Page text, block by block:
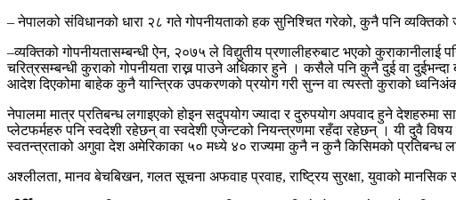
–नेपालको संविधानको धारा २८ गते गोपनीयताको हक सुनिश्चित गरेको,कुनै पनि व्यक्तिको
–व्यक्तिको गोपनीयतासम्बन्धी ऐन, २०७५ ले विद्युतीय प्रणालीहरुबाट भएको कुराकानीलाई
चरित्रसम्बन्धी कुराको गोपनीयता राख्न पाउने अधिकार हुने । कसैले पनि कुनै दुई वा दुईभन्दा
आदेश दिएकोमा बाहेक कुनै यान्त्रिक उपकरणको प्रयोग गरी सुन्न वा त्यस्तो कुराको
नेपालमा मात्र प्रतिबन्ध लगाइएको होइन सदुपयोग ज्यादा र दुरुपयोग अपवाद हुने
प्लेटफर्महरु पनि स्वदेशी रहेछन् वा स्वदेशी एजेन्टको नियन्त्रणमा रहँदा रहेछन् । यी दुवै
स्वतन्त्रताको अगुवा देश अमेरिकाका ५० मध्ये ४० राज्यमा कुनै न कुनै किसिमको प्रतिबन्ध
अश्लीलता,मानव बेचबिखन,गलत सूचना अफवाह प्रवाह,राष्ट्रिय सुरक्षा,युवाको मानसिक